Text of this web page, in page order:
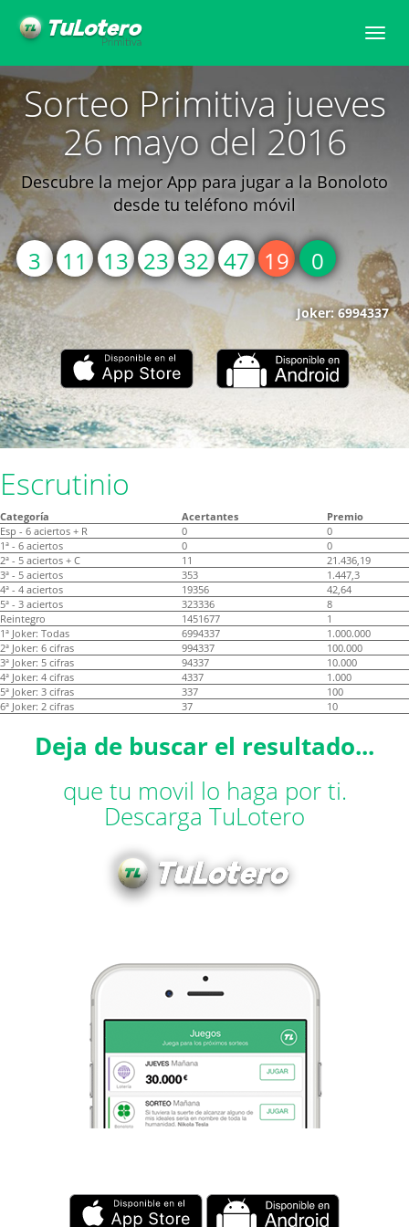
Toggle
Sorteo Primitiva jueves
26 mayo del 2016
Descubre la mejor App para jugar a la Bonoloto
desde tu teléfono móvil
3 11 13 23 32 47 19 0
Joker: 6994337
Escrutinio
Categoría Acertantes
Premio
Esp - 6 aciertos + R
0
0
1ª - 6 aciertos
0
0
2ª - 5 aciertos + C
11
21.436,19
3ª - 5 aciertos
353
1.447,3
4ª - 4 aciertos
19356
42,64
5ª - 3 aciertos
323336
8
Reintegro
1451677
1
1ª Joker: Todas
6994337
1.000.000
2ª Joker: 6 cifras
994337
100.000
3ª Joker: 5 cifras
94337
10.000
4ª Joker: 4 cifras
4337
1.000
5ª Joker: 3 cifras
337
100
6ª Joker: 2 cifras
37 10
Deja de buscar el resultado...
que tu movil lo haga por ti.
Descarga TuLotero